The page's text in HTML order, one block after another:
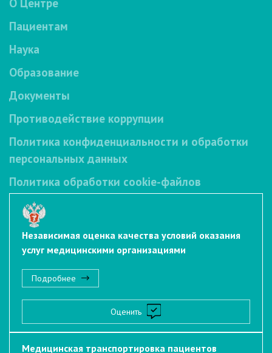
Пациентам
Наука
Образование
Документы
Противодействие коррупции
Политика конфиденциальности и обработки
персональных данных
Политика обработки cookie-файлов
Независимая оценка качества условий оказания
услуг медицинскими организациями
Подробнее
Оценить
Медицинская транспортировка пациентов